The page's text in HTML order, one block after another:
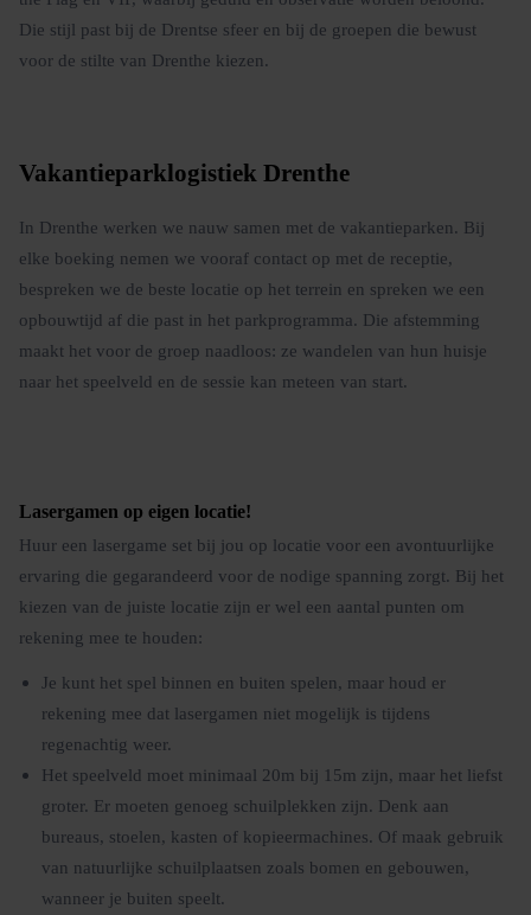
Die stijl past bij de Drentse sfeer en bij de groepen die bewust
voor de stilte van Drenthe kiezen.
Vakantieparklogistiek Drenthe
In Drenthe werken we nauw samen met de vakantieparken. Bij
elke boeking nemen we vooraf contact op met de receptie,
bespreken we de beste locatie op het terrein en spreken we een
opbouwtijd af die past in het parkprogramma. Die afstemming
maakt het voor de groep naadloos: ze wandelen van hun huisje
naar het speelveld en de sessie kan meteen van start.
Lasergamen op eigen locatie!
Huur een lasergame set bij jou op locatie voor een avontuurlijke
ervaring die gegarandeerd voor de nodige spanning zorgt. Bij het
kiezen van de juiste locatie zijn er wel een aantal punten om
rekening mee te houden:
Je kunt het spel binnen en buiten spelen, maar houd er
rekening mee dat lasergamen niet mogelijk is tijdens
regenachtig weer.
Het speelveld moet minimaal 20m bij 15m zijn, maar het liefst
groter. Er moeten genoeg schuilplekken zijn. Denk aan
bureaus, stoelen, kasten of kopieermachines. Of maak gebruik
van natuurlijke schuilplaatsen zoals bomen en gebouwen,
wanneer je buiten speelt.